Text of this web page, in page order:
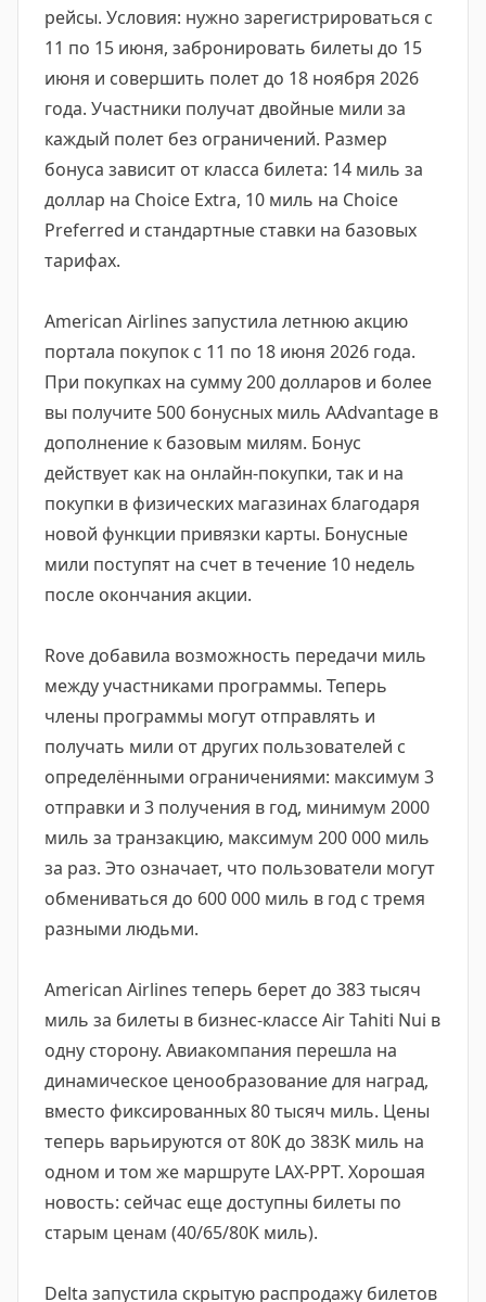
рейсы. Условия: нужно зарегистрироваться с
11 по 15 июня, забронировать билеты до 15
июня и совершить полет до 18 ноября 2026
года. Участники получат двойные мили за
каждый полет без ограничений. Размер
бонуса зависит от класса билета: 14 миль за
доллар на Choice Extra, 10 миль на Choice
Preferred и стандартные ставки на базовых
тарифах.
American Airlines запустила летнюю акцию
портала покупок с 11 по 18 июня 2026 года.
При покупках на сумму 200 долларов и более
вы получите 500 бонусных миль AAdvantage в
дополнение к базовым милям. Бонус
действует как на онлайн-покупки, так и на
покупки в физических магазинах благодаря
новой функции привязки карты. Бонусные
мили поступят на счет в течение 10 недель
после окончания акции.
Rove добавила возможность передачи миль
между участниками программы. Теперь
члены программы могут отправлять и
получать мили от других пользователей с
определёнными ограничениями: максимум 3
отправки и 3 получения в год, минимум 2000
миль за транзакцию, максимум 200 000 миль
за раз. Это означает, что пользователи могут
обмениваться до 600 000 миль в год с тремя
разными людьми.
American Airlines теперь берет до 383 тысяч
миль за билеты в бизнес-классе Air Tahiti Nui в
одну сторону. Авиакомпания перешла на
динамическое ценообразование для наград,
вместо фиксированных 80 тысяч миль. Цены
теперь варьируются от 80K до 383K миль на
одном и том же маршруте LAX-PPT. Хорошая
новость: сейчас еще доступны билеты по
старым ценам (40/65/80K миль).
Delta запустила скрытую распродажу билетов